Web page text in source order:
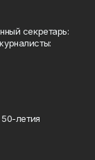
секретарь:
летия